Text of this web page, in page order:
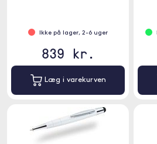
Ikke på lager, 2-6 uger
839 kr.
Læg i varekurven